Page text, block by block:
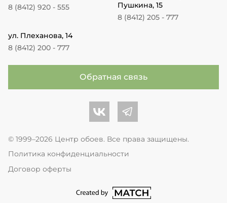
8 (8412) 920 - 555
Пушкина, 15
8 (8412) 205 - 777
ул. Плеханова, 14
8 (8412) 200 - 777
Обратная связь
Центр обоев во Вконтакте
Центр обоев в Телеграме
© 1999–2026 Центр обоев. Все права защищены.
Политика конфиденциальности
Договор оферты
перейти на сайт студии Match